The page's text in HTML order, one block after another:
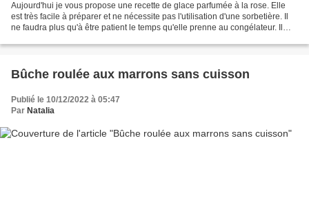
Aujourd'hui je vous propose une recette de glace parfumée à la rose. Elle
est très facile à préparer et ne nécessite pas l'utilisation d'une sorbetière. Il
ne faudra plus qu'à être patient le temps qu'elle prenne au congélateur. Il
Bûche roulée aux marrons sans cuisson
Publié le 10/12/2022 à 05:47
Par Natalia